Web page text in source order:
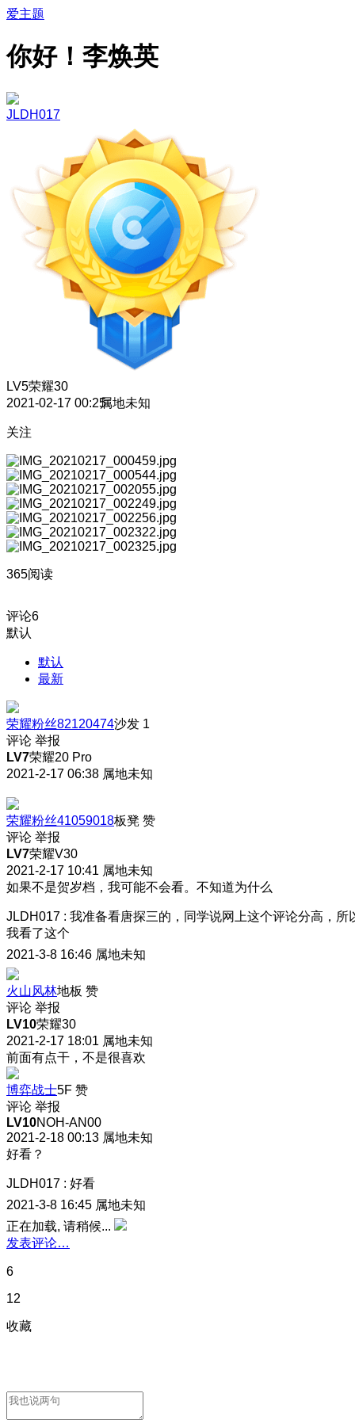
爱主题
你好！李焕英
JLDH017
LV5荣耀30
2021-02-17 00:25属地未知
关注
365阅读
评论6
默认
默认
最新
荣耀粉丝82120474沙发 1
评论 举报
LV7荣耀20 Pro
2021-2-17 06:38 属地未知
荣耀粉丝41059018板凳 赞
评论 举报
LV7荣耀V30
2021-2-17 10:41 属地未知
如果不是贺岁档，我可能不会看。不知道为什么
JLDH017 : 我准备看唐探三的，同学说网上这个评论分高，所
我看了这个
2021-3-8 16:46 属地未知
火山风林地板 赞
评论 举报
LV10荣耀30
2021-2-17 18:01 属地未知
前面有点干，不是很喜欢
博弈战士5F 赞
评论 举报
LV10NOH-AN00
2021-2-18 00:13 属地未知
好看？
JLDH017 : 好看
2021-3-8 16:45 属地未知
正在加载, 请稍候...
发表评论…
6
12
收藏